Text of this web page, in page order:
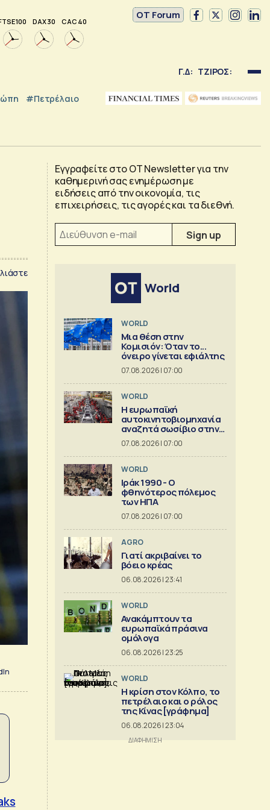
100 DAX 30 CAC 40
OT Forum
Γ.Δ: ΤΖΙΡΟΣ:
#Πετρέλαιο
Εγγραφείτε στο OT Newsletter για την
καθημερινή σας ενημέρωση με
ειδήσεις από την οικονομία, τις
επιχειρήσεις, τις αγορές και τα διεθνή.
World
WORLD
Μια θέση στην
Κομισιόν: Όταν το...
όνειρο γίνεται εφιάλτης
07.08.2026 | 07:00
WORLD
Η ευρωπαϊκή
αυτοκινητοβιομηχανία
αναζητά σωσίβιο στην
Κίνα
07.08.2026 | 07:00
WORLD
Ιράκ 1990 - Ο
φθηνότερος πόλεμος
των ΗΠΑ
07.08.2026 | 07:00
AGRO
Γιατί ακριβαίνει το
βόειο κρέας
06.08.2026 | 23:41
WORLD
Ανακάμπτουν τα
ευρωπαϊκά πράσινα
ομόλογα
06.08.2026 | 23:25
WORLD
Η κρίση στoν Κόλπο, το
πετρέλαιο και ο ρόλος
της Κίνας [γράφημα]
06.08.2026 | 23:04